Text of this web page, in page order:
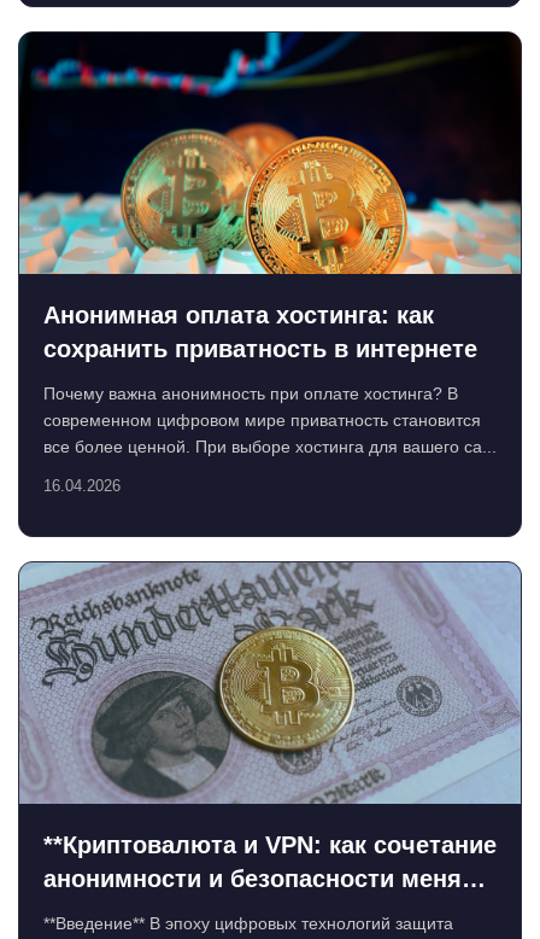
Анонимная оплата хостинга: как
сохранить приватность в интернете
Почему важна анонимность при оплате хостинга? В
современном цифровом мире приватность становится
все более ценной. При выборе хостинга для вашего са...
16.04.2026
**Криптовалюта и VPN: как сочетание
анонимности и безопасности меняет
цифровую эпоху**
**Введение** В эпоху цифровых технологий защита